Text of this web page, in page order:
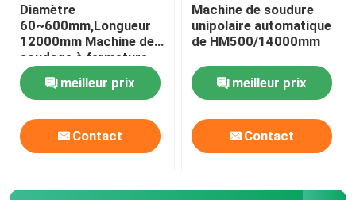
Diamètre
60~600mm,Longueur
12000mm Machine de
soudage à fermeture
de pôle léger CNC
meilleur prix
Contact
Machine de soudure
unipolaire automatique
de HM500/14000mm
meilleur prix
Contact